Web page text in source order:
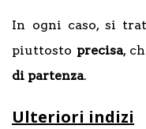
In ogni caso, si
piuttosto precisa,
di partenza.
Ulteriori indizi